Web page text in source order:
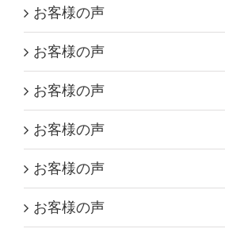
お客様の声
お客様の声
お客様の声
お客様の声
お客様の声
お客様の声